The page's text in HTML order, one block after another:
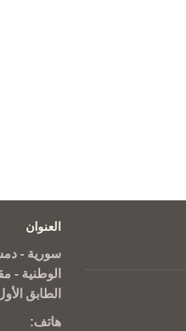
العنوان
سورية -
الوطنية -
الطابق
هاتف: